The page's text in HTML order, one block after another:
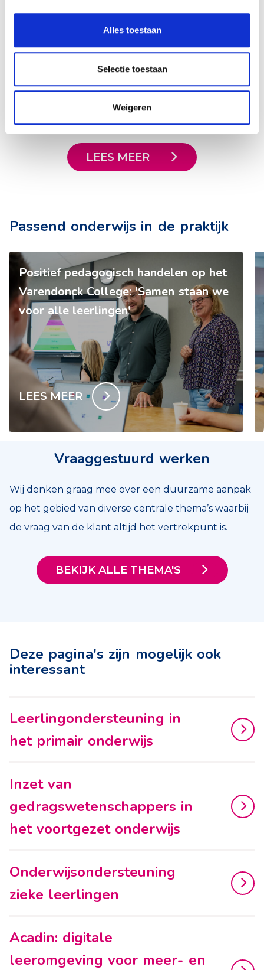
Alles toestaan
Selectie toestaan
Weigeren
Handelingsgerichte
Procesdiagnostiek (HGPD)
Steeds meer scholen gebruiken de werkwijze van
HGPD als een aanpak om kinderen en jongeren
met een specifieke ondersteuningsbehoefte beter
LEES MEER
Passend onderwijs in de praktijk
Positief pedagogisch handelen op het
Varendonck College: 'Samen staan we
voor alle leerlingen'
LEES MEER
Vraaggestuurd werken
Wij denken graag mee over een duurzame aanpak
op het gebied van diverse centrale thema’s waarbij
de vraag van de klant altijd het vertrekpunt is.
BEKIJK ALLE THEMA'S
Deze pagina's zijn mogelijk ook
interessant
Leerlingondersteuning in
het primair onderwijs
Inzet van
gedragswetenschappers in
het voortgezet onderwijs
Onderwijsondersteuning
zieke leerlingen
Acadin: digitale
leeromgeving voor meer- en